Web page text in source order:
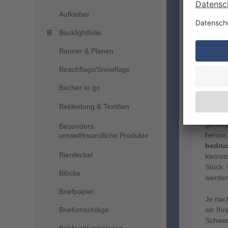
Aufkleber
Backlightfolie
Banner & Planen
Beachflags/Snowflags
Becher to go
Bekleidung & Textilien
Besonders
umweltfreundliche Produkte
Bierdeckel
Blöcke
Briefpapier
Briefumschläge
Ihre
Stück.
Je
wir